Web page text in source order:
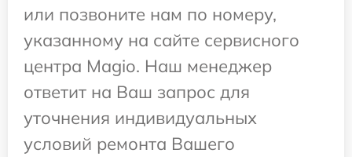
или позвоните нам по номеру,
указанному на сайте сервисного
центра Magio. Наш менеджер
ответит на Ваш запрос для
уточнения индивидуальных
условий ремонта Вашего